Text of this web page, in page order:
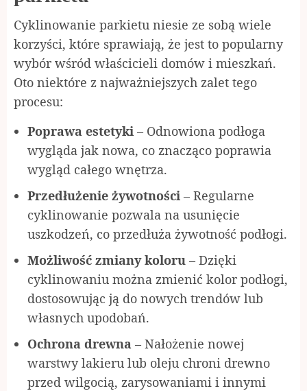
Cyklinowanie parkietu niesie ze sobą wiele
korzyści, które sprawiają, że jest to popularny
wybór wśród właścicieli domów i mieszkań.
Oto niektóre z najważniejszych zalet tego
procesu:
Poprawa estetyki – Odnowiona podłoga
wygląda jak nowa, co znacząco poprawia
wygląd całego wnętrza.
Przedłużenie żywotności – Regularne
cyklinowanie pozwala na usunięcie
uszkodzeń, co przedłuża żywotność podłogi.
Możliwość zmiany koloru – Dzięki
cyklinowaniu można zmienić kolor podłogi,
dostosowując ją do nowych trendów lub
własnych upodobań.
Ochrona drewna – Nałożenie nowej
warstwy lakieru lub oleju chroni drewno
przed wilgocią, zarysowaniami i innymi